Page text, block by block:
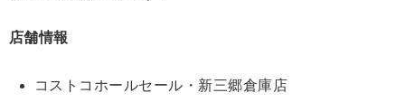
店舗情報
コストコホールセール・新三郷倉庫店